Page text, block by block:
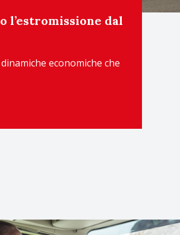
l’estromissione dal
economiche che